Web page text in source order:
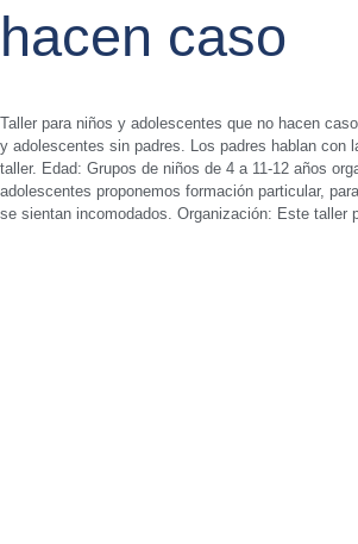
hacen caso
Taller para niños y adolescentes que no hacen
y adolescentes sin padres. Los padres hablan con
taller. Edad: Grupos de niños de 4 a 11-12 años
adolescentes proponemos formación particular,
se sientan incomodados. Organización: Este taller